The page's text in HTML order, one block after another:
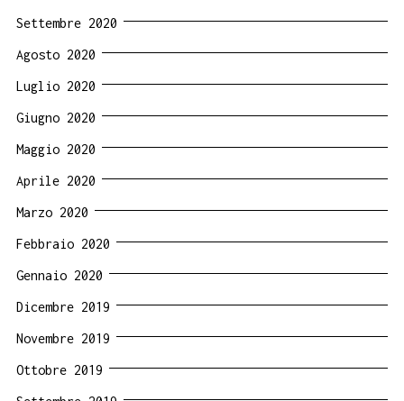
Settembre 2020
Agosto 2020
Luglio 2020
Giugno 2020
Maggio 2020
Aprile 2020
Marzo 2020
Febbraio 2020
Gennaio 2020
Dicembre 2019
Novembre 2019
Ottobre 2019